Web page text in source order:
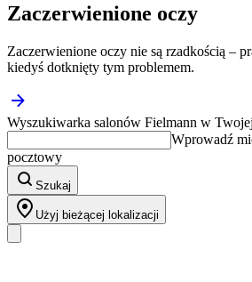
Zaczerwienione oczy
Zaczerwienione oczy nie są rzadkością –
kiedyś dotknięty tym problemem.
Wyszukiwarka salonów Fielmann w
Wprowadź
pocztowy
Szukaj
Użyj bieżącej lokalizacji